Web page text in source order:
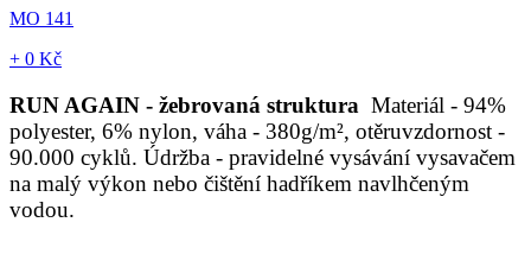
MO 141
+ 0 Kč
RUN AGAIN - žebrovaná struktura Materiál - 94%
polyester, 6% nylon, váha - 380g/m², otěruvzdornost -
90.000 cyklů. Údržba - pravidelné vysávání vysavačem
na malý výkon nebo čištění hadříkem navlhčeným
vodou.